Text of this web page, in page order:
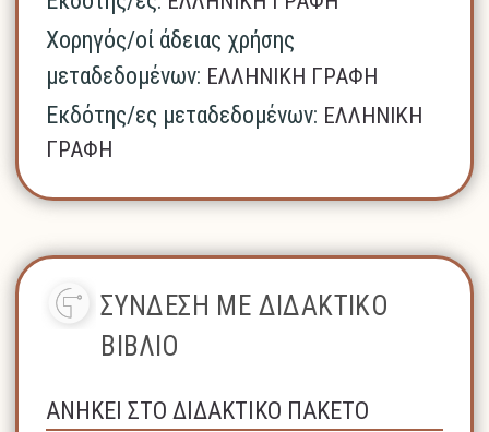
Χορηγός/οί άδειας χρήσης
μεταδεδομένων: ΕΛΛΗΝΙΚΗ ΓΡΑΦΗ
Εκδότης/ες μεταδεδομένων: ΕΛΛΗΝΙΚΗ
ΓΡΑΦΗ
ΣΥΝΔΕΣΗ ΜΕ ΔΙΔΑΚΤΙΚΟ
ΒΙΒΛΙΟ
ΑΝΗΚΕΙ ΣΤΟ ΔΙΔΑΚΤΙΚΟ ΠΑΚΕΤΟ